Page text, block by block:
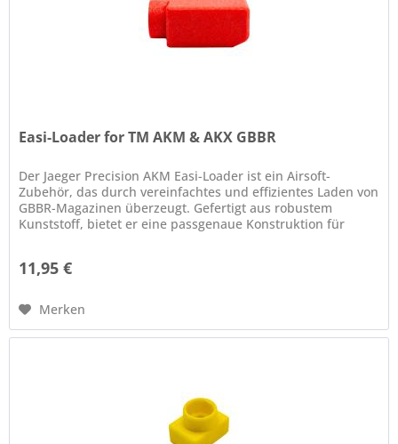
Easi-Loader for TM AKM & AKX GBBR
Der Jaeger Precision AKM Easi-Loader ist ein Airsoft-
Zubehör, das durch vereinfachtes und effizientes Laden von
GBBR-Magazinen überzeugt. Gefertigt aus robustem
Kunststoff, bietet er eine passgenaue Konstruktion für
11,95 €
Merken